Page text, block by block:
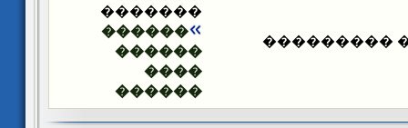
�����
�������
������
������
����
������